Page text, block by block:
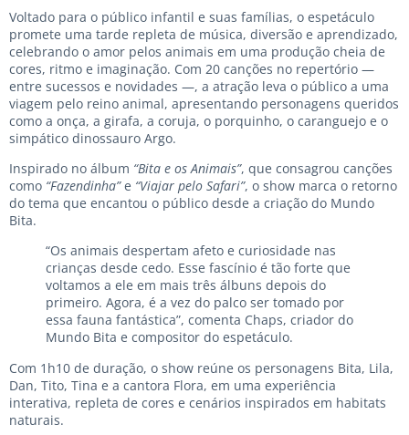
Voltado para o público infantil e suas famílias, o espetáculo
promete uma tarde repleta de música, diversão e aprendizado,
celebrando o amor pelos animais em uma produção cheia de
cores, ritmo e imaginação. Com 20 canções no repertório —
entre sucessos e novidades —, a atração leva o público a uma
viagem pelo reino animal, apresentando personagens queridos
como a onça, a girafa, a coruja, o porquinho, o caranguejo e o
simpático dinossauro Argo.
Inspirado no álbum “Bita e os Animais”, que consagrou canções
como “Fazendinha”e “Viajar pelo Safari”, o show marca o retorno
do tema que encantou o público desde a criação do Mundo
Bita.
“Os animais despertam afeto e curiosidade nas
crianças desde cedo. Esse fascínio é tão forte que
voltamos a ele em mais três álbuns depois do
primeiro. Agora, é a vez do palco ser tomado por
essa fauna fantástica”, comenta Chaps, criador do
Mundo Bita e compositor do espetáculo.
Com 1h10 de duração, o show reúne os personagens Bita, Lila,
Dan, Tito, Tina e a cantora Flora, em uma experiência
interativa, repleta de cores e cenários inspirados em habitats
naturais.